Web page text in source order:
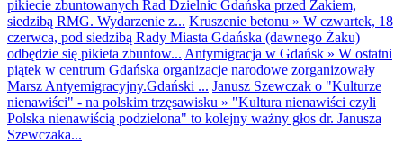
pikiecie zbuntowanych Rad Dzielnic Gdańska przed Żakiem,
siedzibą RMG. Wydarzenie z... Kruszenie betonu » W czwartek, 18
czerwca, pod siedzibą Rady Miasta Gdańska (dawnego Żaku)
odbędzie się pikieta zbuntow... Antymigracja w Gdańsk » W ostatni
piątek w centrum Gdańska organizacje narodowe zorganizowały
Marsz Antyemigracyjny.Gdański ... Janusz Szewczak o "Kulturze
nienawiści" - na polskim trzęsawisku » "Kultura nienawiści czyli
Polska nienawiścią podzielona" to kolejny ważny głos dr. Janusza
Szewczaka...